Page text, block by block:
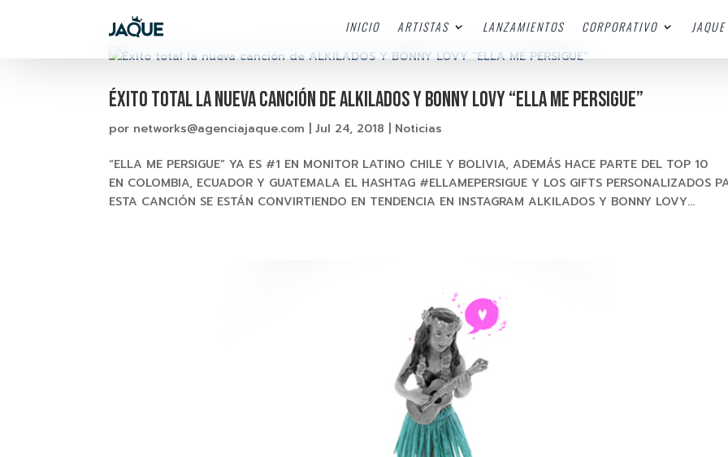
INICIO ARTISTAS LANZAMIENTOS CORPORATIVO
Éxito total la nueva canción de ALKILADOS Y BONNY LOVY “ELLA ME PERSIGUE”
por networks@agenciajaque.com |Jul 24, 2018 Noticias
“ELLA ME PERSIGUE” YA ES #1 EN MONITOR LATINO CHILE Y BOLIVIA, ADEMÁS HACE PARTE DEL TOP 10
EN COLOMBIA, ECUADOR Y GUATEMALA EL HASHTAG #ELLAMEPERSIGUE Y LOS GIFTS PERSONALIZADOS
ESTA CANCIÓN SE ESTÁN CONVIRTIENDO EN TENDENCIA EN INSTAGRAM ALKILADOS Y BONNY LOVY...